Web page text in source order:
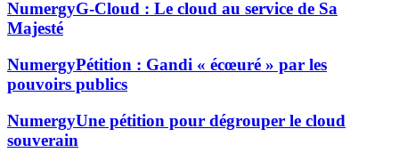
NumergyG-Cloud : Le cloud au service de Sa
Majesté
NumergyPétition : Gandi « écœuré » par les
pouvoirs publics
NumergyUne pétition pour dégrouper le cloud
souverain